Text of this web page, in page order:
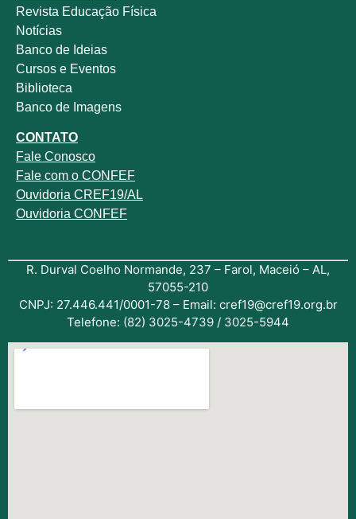
Revista Educação Física
Notícias
Banco de Ideias
Cursos e Eventos
Biblioteca
Banco de Imagens
CONTATO
Fale Conosco
Fale com o CONFEF
Ouvidoria CREF19/AL
Ouvidoria CONFEF
R. Durval Coelho Normande, 237 – Farol, Maceió – AL,
57055-210
CNPJ: 27.446.441/0001-78 – Email: cref19@cref19.org.br
Telefone: (82) 3025-4739 / 3025-5944